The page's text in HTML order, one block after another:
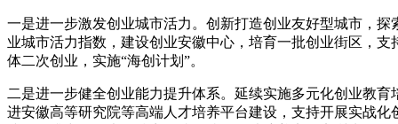
一是进一步激发创业城市活力。创新打造创业友好型城市，探
业城市活力指数，建设创业安徽中心，培育一批创业街区，支
体二次创业，实施“海创计划”。
二是进一步健全创业能力提升体系。延续实施多元化创业教育
进安徽高等研究院等高端人才培养平台建设，支持开展实战化